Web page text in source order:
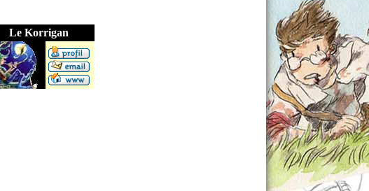
Le Korrigan